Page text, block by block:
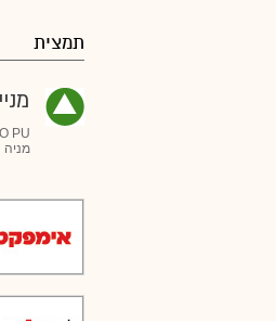
תמצית
PU
מניה